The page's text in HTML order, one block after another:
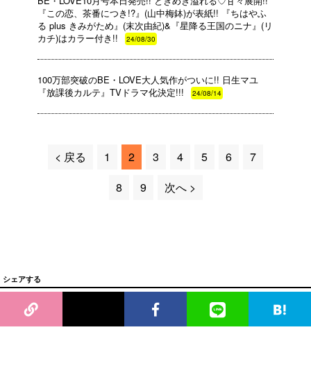
『この恋、茶番につき!?』(山中梅鉢)が表紙!! 『ちはやふ
る plus きみがため』(末次由紀)&『星降る王国のニナ』(リ
カチ)はカラー付き!!
24/08/30
100万部突破のBE・LOVE大人気作がついに!! 日生マユ
『放課後カルテ』TVドラマ化決定!!!
24/08/14
< 戻る 1 2 3 4 5 6
7
8
9 次へ >
シェアする